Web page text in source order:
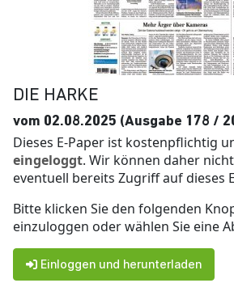
DIE HARKE
vom 02.08.2025 (Ausgabe 178 /
Dieses E-Paper ist kostenpflichtig
eingeloggt. Wir können daher
eventuell bereits Zugriff auf dieses
Bitte klicken Sie den folgenden
einzuloggen oder wählen Sie eine
Einloggen und herunterladen